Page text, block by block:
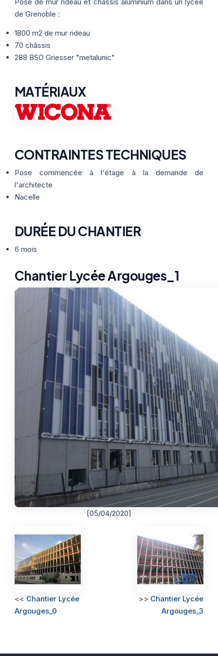
Nos Formules ACTUALITÉS
de Grenoble :
1800 m2 de mur rideau
70 châssis
288 BSO Griesser "metalunic"
MATÉRIAUX
CONTRAINTES TECHNIQUES
Pose commencée à l'étage à la demande de
l'architecte
Nacelle
DURÉE DU CHANTIER
6 mois
Chantier Lycée Argouges_1
[05/04/2020]
<< Chantier Lycée
Argouges_0
>> Chantier Lycée
Argouges_3